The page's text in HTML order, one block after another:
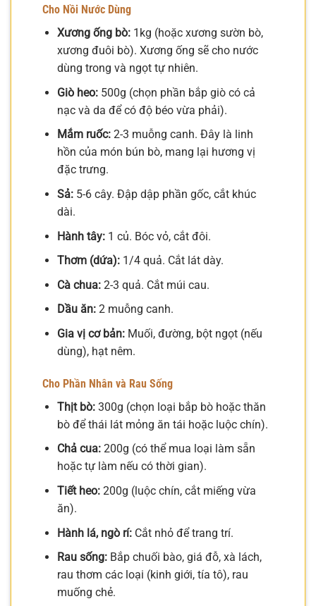
Cho Nồi Nước Dùng
Xương ống bò:1kg (hoặc xương sườn bò,
xương đuôi bò). Xương ống sẽ cho nước
dùng trong và ngọt tự nhiên.
Giò heo:500g (chọn phần bắp giò có cả
nạc và da để có độ béo vừa phải).
Mắm ruốc:2-3 muỗng canh. Đây là linh
hồn của món bún bò, mang lại hương vị
đặc trưng.
Sả:5-6 cây. Đập dập phần gốc, cắt khúc
dài.
Hành tây:1 củ. Bóc vỏ, cắt đôi.
Thơm (dứa):1/4 quả. Cắt lát dày.
Cà chua:2-3 quả. Cắt múi cau.
Dầu ăn:2 muỗng canh.
Gia vị cơ bản:Muối, đường, bột ngọt (nếu
dùng), hạt nêm.
Cho Phần Nhân và Rau Sống
Thịt bò:300g (chọn loại bắp bò hoặc thăn
bò để thái lát mỏng ăn tái hoặc luộc chín).
Chả cua:200g (có thể mua loại làm sẵn
hoặc tự làm nếu có thời gian).
Tiết heo:200g (luộc chín, cắt miếng vừa
ăn).
Hành lá, ngò rí:Cắt nhỏ để trang trí.
Rau sống:Bắp chuối bào, giá đỗ, xà lách,
rau thơm các loại (kinh giới, tía tô), rau
muống chẻ.